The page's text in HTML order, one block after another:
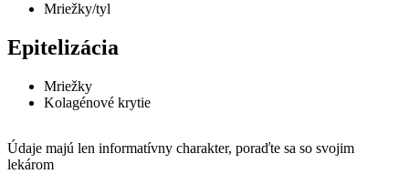
Mriežky/tyl
Epitelizácia
Mriežky
Kolagénové krytie
Údaje majú len informatívny charakter, poraďte sa so svojim
lekárom